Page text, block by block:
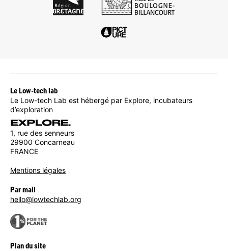
Le Low-tech lab
Le Low-tech Lab est hébergé par Explore, incubateurs
d’exploration
1, rue des senneurs
29900 Concarneau
FRANCE
Mentions légales
Par mail
hello@lowtechlab.org
Plan du site